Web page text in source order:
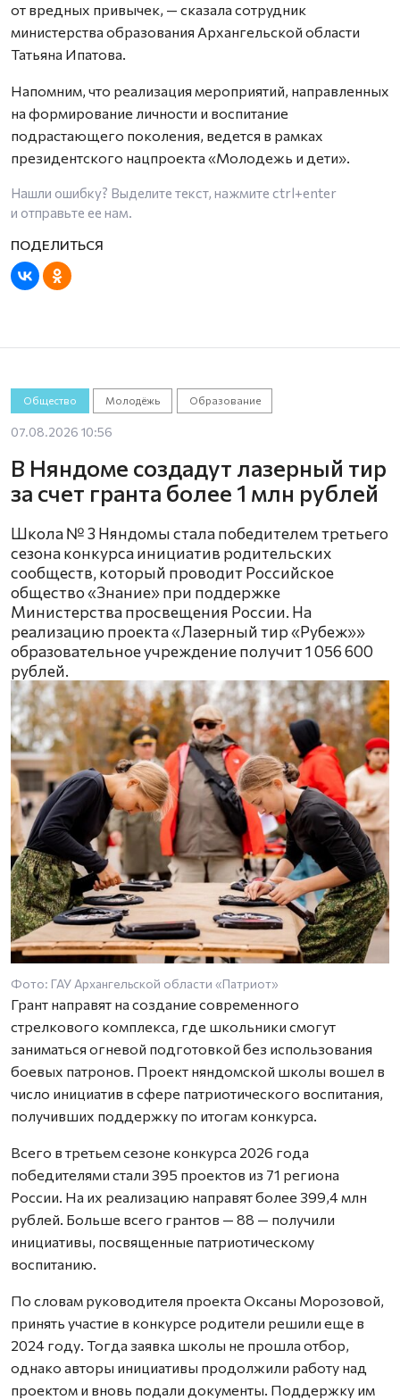
от вредных привычек, — сказала сотрудник
министерства образования Архангельской области
Татьяна Ипатова.
Напомним, что реализация мероприятий, направленных
на формирование личности и воспитание
подрастающего поколения, ведется в рамках
президентского нацпроекта «Молодежь и дети».
Нашли ошибку? Выделите текст, нажмите ctrl+enter
и отправьте ее нам.
Общество Молодёжь Образование
07.08.2026 10:56
В Няндоме создадут лазерный тир
за счет гранта более 1 млн рублей
Школа № 3 Няндомы стала победителем третьего
сезона конкурса инициатив родительских
сообществ, который проводит Российское
общество «Знание» при поддержке
Министерства просвещения России. На
реализацию проекта «Лазерный тир «Рубеж»»
образовательное учреждение получит 1 056 600
рублей.
Фото: ГАУ Архангельской области «Патриот»
Грант направят на создание современного
стрелкового комплекса, где школьники смогут
заниматься огневой подготовкой без использования
боевых патронов. Проект няндомской школы вошел в
число инициатив в сфере патриотического воспитания,
получивших поддержку по итогам конкурса.
Всего в третьем сезоне конкурса 2026 года
победителями стали 395 проектов из 71 региона
России. На их реализацию направят более 399,4 млн
рублей. Больше всего грантов — 88 — получили
инициативы, посвященные патриотическому
воспитанию.
По словам руководителя проекта Оксаны Морозовой,
принять участие в конкурсе родители решили еще в
2024 году. Тогда заявка школы не прошла отбор,
однако авторы инициативы продолжили работу над
проектом и вновь подали документы. Поддержку им